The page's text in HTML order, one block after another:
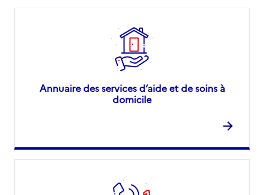
Annuaire des services d’aide et de soins à
domicile